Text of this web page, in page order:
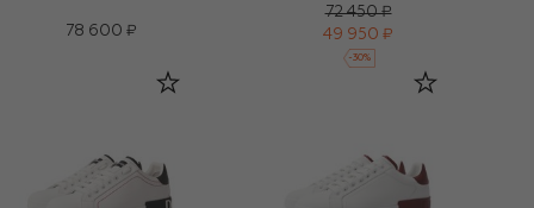
78 600 ₽
72 450 ₽
49 950 ₽
-30%